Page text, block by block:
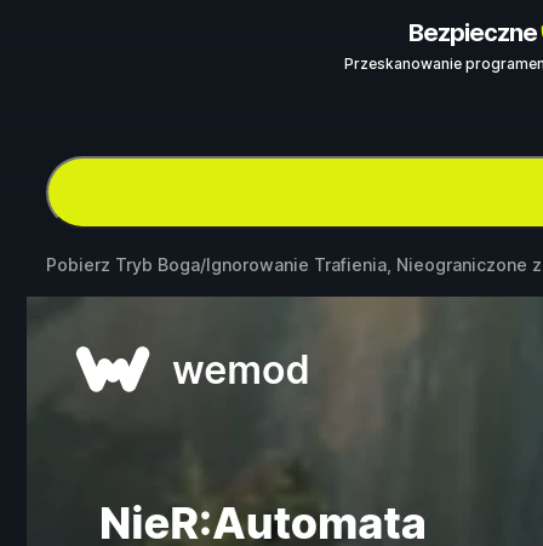
Bezpieczne
Przeskanowanie
Pobierz Tryb Boga/Ignorowanie Trafienia, Nieograniczone